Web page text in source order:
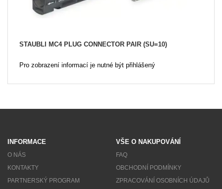
STAUBLI MC4 PLUG CONNECTOR PAIR (SU=10)
Pro zobrazení informací je nutné být přihlášený
INFORMACE
O NÁS
KONTAKTY
PARTNERSKÝ PROGRAM
VŠE O NAKUPOVÁNÍ
FAQ
OBCHODNÍ PODMÍNKY
ZPRACOVÁNÍ OSOBNÍCH ÚDAJŮ